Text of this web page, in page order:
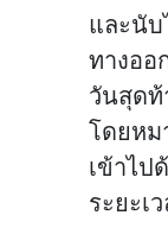
และนับ
ทางออ
วันสุดท้
โดยหม
เข้าไป
ระยะเ